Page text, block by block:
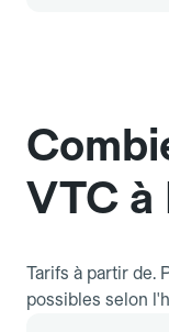
VTC à
Tarifs à partir de.
possibles selon